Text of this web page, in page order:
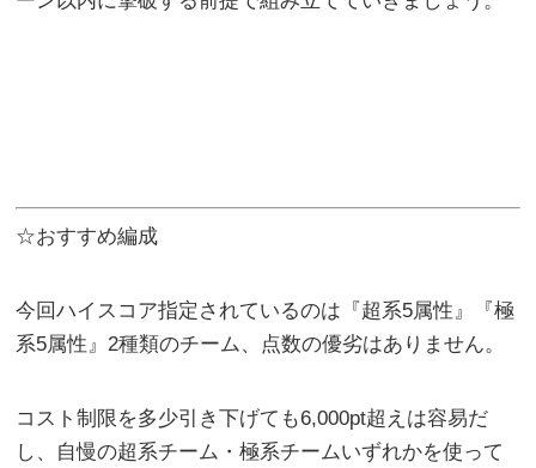
☆おすすめ編成
今回ハイスコア指定されているのは『超系5属性』『極
系5属性』2種類のチーム、点数の優劣はありません。
コスト制限を多少引き下げても6,000pt超えは容易だ
し、自慢の超系チーム・極系チームいずれかを使って